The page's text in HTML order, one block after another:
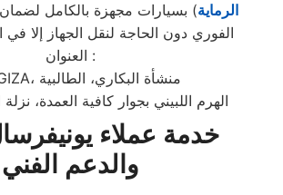
الرماية) بسيارات مجهزة بالكامل لضمان
الفوري دون الحاجة لنقل الجهاز إلا
العنوان :
الهرم GIZA، منشأة البكاري، الطالبية
الهرم اللبيني بجوار كافية العمدة،
خدمة عملاء
والدعم الفني